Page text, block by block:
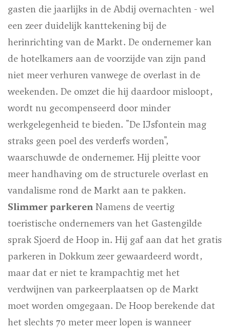
gasten die jaarlijks in de Abdij overnachten - wel
een zeer duidelijk kanttekening bij de
herinrichting van de Markt. De ondernemer kan
de hotelkamers aan de voorzijde van zijn pand
niet meer verhuren vanwege de overlast in de
weekenden. De omzet die hij daardoor misloopt,
wordt nu gecompenseerd door minder
werkgelegenheid te bieden. "De IJsfontein mag
straks geen poel des verderfs worden",
waarschuwde de ondernemer. Hij pleitte voor
meer handhaving om de structurele overlast en
vandalisme rond de Markt aan te pakken.
Slimmer parkeren Namens de veertig
toeristische ondernemers van het Gastengilde
sprak Sjoerd de Hoop in. Hij gaf aan dat het gratis
parkeren in Dokkum zeer gewaardeerd wordt,
maar dat er niet te krampachtig met het
verdwijnen van parkeerplaatsen op de Markt
moet worden omgegaan. De Hoop berekende dat
het slechts 70 meter meer lopen is wanneer